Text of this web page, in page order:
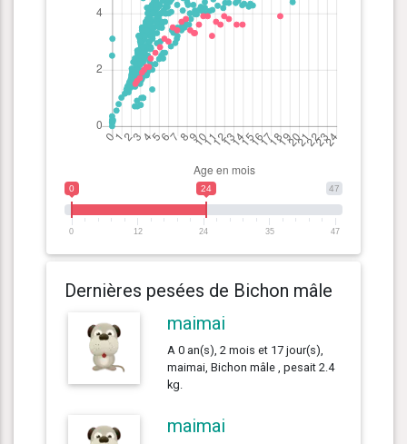
47
0 24
0 12 24 35 47
Dernières pesées de Bichon mâle
maimai
A 0 an(s), 2 mois et 17 jour(s),
maimai, Bichon mâle , pesait 2.4
kg.
maimai